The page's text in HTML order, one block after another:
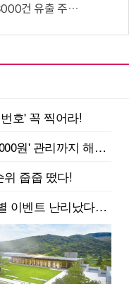
달라…엄정 처분할 것”